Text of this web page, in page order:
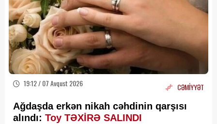
19:12 / 07 Avqust 2026 CƏMİYYƏT
Ağdaşda erkən nikah cəhdinin qarşısı
alındı: Toy TƏXİRƏ SALINDI